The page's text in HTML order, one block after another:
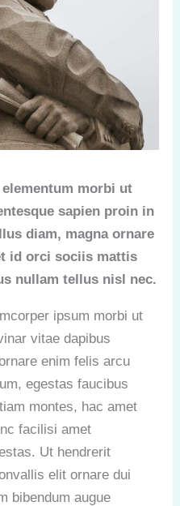
morbi ut
sapien proin in
diam, magna ornare
id orci sociis mattis
nullam tellus nisl nec.
ipsum morbi ut
vitae dapibus
enim felis arcu
egestas faucibus
montes, hac amet
facilisi amet
Ut hendrerit
elit ornare dui
bibendum augue